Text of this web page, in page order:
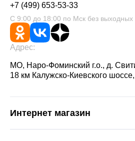
+7 (499) 653-53-33
С 9:00 до 18:00 по Мск без выходных
Адрес:
МО, Наро-Фоминский г.о., д.
18 км Калужско-Киевского
Интернет магазин